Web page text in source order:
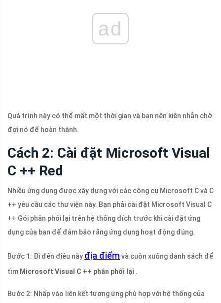
ad
Quá trình này có thể mất một thời gian và bạn nên kiên nhẫn chờ
đợi nó để hoàn thành.
Cách 2: Cài đặt Microsoft Visual
C ++ Red
Nhiều ứng dụng được xây dựng với các công cụ Microsoft C và C
++ yêu cầu các thư viện này. Bạn phải cài đặt Microsoft Visual C
++ Gói phân phối lại trên hệ thống đích trước khi cài đặt ứng
dụng của bạn để đảm bảo rằng ứng dụng hoạt động đúng.
Bước 1: Đi đến điều này địa điểm và cuộn xuống danh sách để
tìm Microsoft Visual C ++ phân phối lại .
Bước 2: Nhấp vào liên kết tương ứng phù hợp với hệ thống của